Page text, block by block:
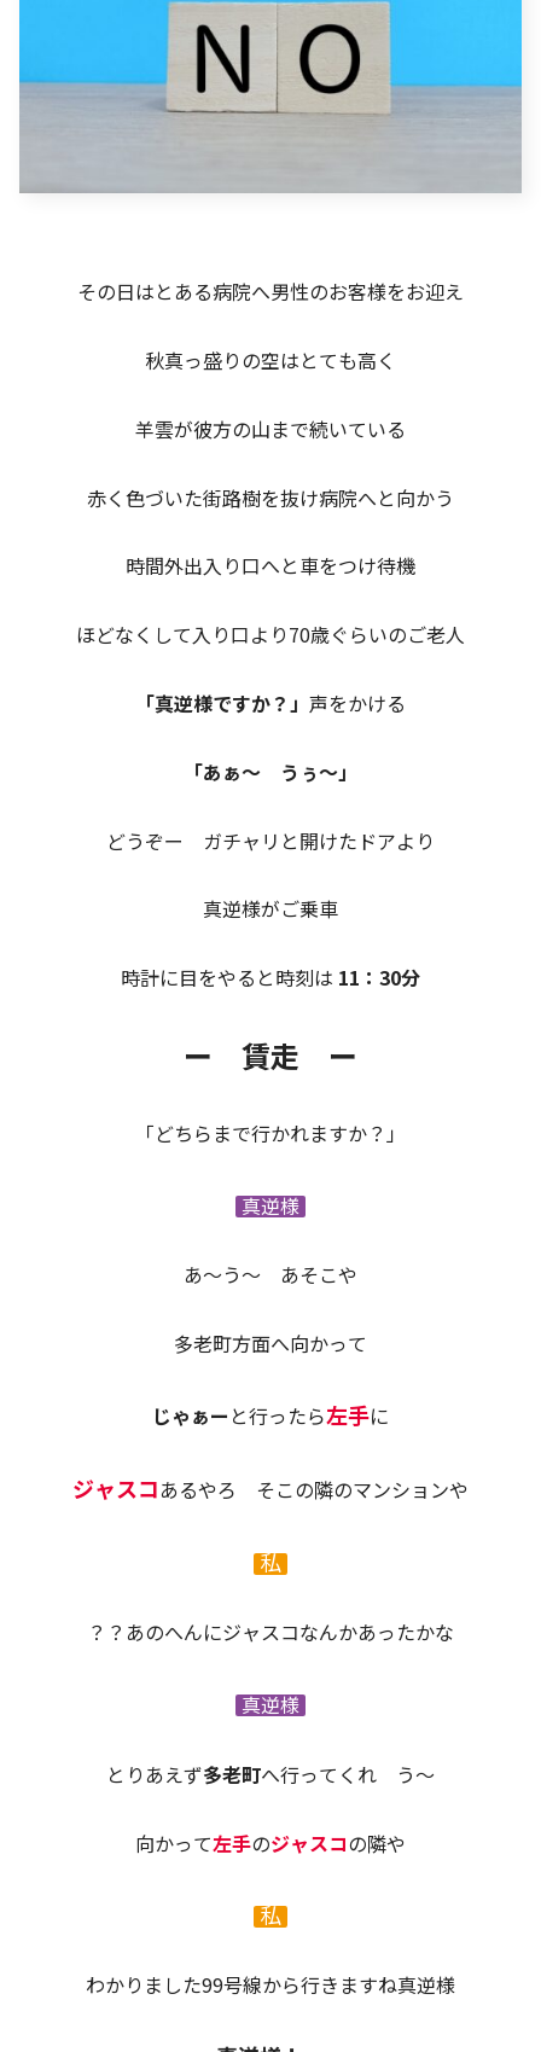
その日はとある病院へ男性のお客様をお迎え
秋真っ盛りの空はとても高く
羊雲が彼方の山まで続いている
赤く色づいた街路樹を抜け病院へと向かう
時間外出入り口へと車をつけ待機
ほどなくして入り口より70歳ぐらいのご老人
「真逆様ですか？」 声をかける
「あぁ～ うぅ～」
どうぞー ガチャリと開けたドアより
真逆様がご乗車
時計に目をやると時刻は 11：30分
ー 賃走 ー
「どちらまで行かれますか？」
真逆様
あ～う～ あそこや
多老町方面へ向かって
じゃぁー と行ったら左手に
ジャスコあるやろ そこの隣のマンションや
私
？？あのへんにジャスコなんかあったかな
真逆様
とりあえず多老町へ行ってくれ う～
向かって左手のジャスコの隣や
私
わかりました99号線から行きますね真逆様